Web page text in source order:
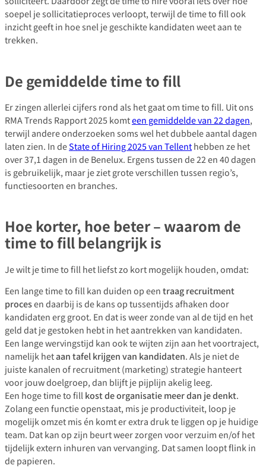
soepel je sollicitatieproces verloopt, terwijl de time to fill ook
inzicht geeft in hoe snel je geschikte kandidaten weet aan te
trekken.
De gemiddelde time to fill
Er zingen allerlei cijfers rond als het gaat om time to fill. Uit ons
RMA Trends Rapport 2025 komteen gemiddelde van 22 dagen,
terwijl andere onderzoeken soms wel het dubbele aantal dagen
laten zien. In deState of Hiring 2025 van Tellenthebben ze het
over 37,1 dagen in de Benelux. Ergens tussen de 22 en 40 dagen
is gebruikelijk, maar je ziet grote verschillen tussen regio’s,
functiesoorten en branches.
Hoe korter, hoe beter – waarom de
time to fill belangrijk is
Je wilt je time to fill het liefst zo kort mogelijk houden, omdat:
Een lange time to fill kan duiden op eentraag recruitment
procesen daarbij is de kans op tussentijds afhaken door
kandidaten erg groot. En dat is weer zonde van al de tijd en het
geld dat je gestoken hebt in het aantrekken van kandidaten.
Een lange wervingstijd kan ook te wijten zijn aan het voortraject,
namelijk hetaan tafel krijgen van kandidaten. Als je niet de
juiste kanalen of recruitment (marketing) strategie hanteert
voor jouw doelgroep, dan blijft je pijplijn akelig leeg.
Een hoge time to fill kost de organisatie meer dan je denkt.
Zolang een functie openstaat, mis je productiviteit, loop je
mogelijk omzet mis én komt er extra druk te liggen op je huidige
team. Dat kan op zijn beurt weer zorgen voor verzuim en/of het
tijdelijk extern inhuren van vervanging. Dat samen loopt flink in
de papieren.